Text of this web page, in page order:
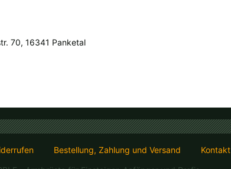
70, 16341 Panketal
Bestellung, Zahlung und Versand Kontakt